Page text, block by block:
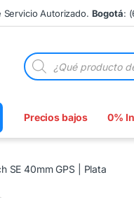
Autorizado. Bogotá:
Búsqueda de
Precios bajos 0%
SE 40mm GPS | Plata